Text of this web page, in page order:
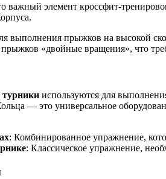
важный элемент кроссфит-
выполнения прыжков на высокой
«двойные вращения», что
турники используются для
— это универсальное
: Комбинированное упражнение,
: Классическое упражнение,